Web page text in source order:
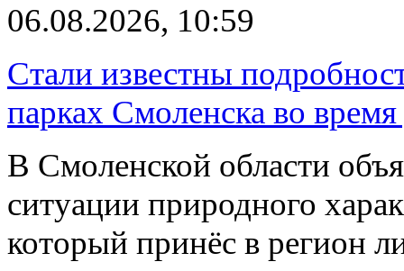
06.08.2026, 10:59
Стали известны
парках Смоленска во
В Смоленской области
ситуации природного
который принёс в регион